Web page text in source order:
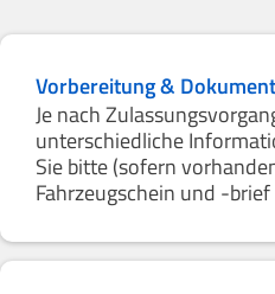
Vorbereitung &
Je nach
unterschiedliche
Sie bitte (sofern
Fahrzeugschein und -